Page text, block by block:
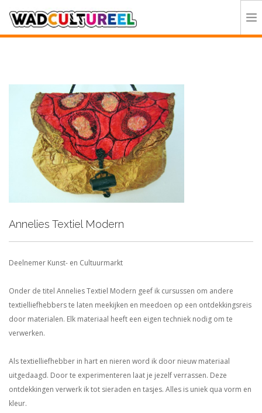
DEELNEMERS
DOE MEE
CONTACT
ORGANISATIE
Annelies Textiel Modern
Deelnemer Kunst- en Cultuurmarkt
Onder de titel Annelies Textiel Modern geef ik cursussen om andere
textielliefhebbers te laten meekijken en meedoen op een ontdekkingsreis
door materialen. Elk materiaal heeft een eigen techniek nodig om te
verwerken.
Als textielliefhebber in hart en nieren word ik door nieuw materiaal
uitgedaagd. Door te experimenteren laat je jezelf verrassen. Deze
ontdekkingen verwerk ik tot sieraden en tasjes. Alles is uniek qua vorm en
kleur.